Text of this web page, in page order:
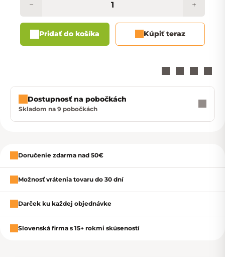
+
−
Pridať do košíka Kúpiť teraz
Zavrieť
Dostupnosť na pobočkách
Skladom na 9 pobočkách
Doručenie zdarma nad 50€
Možnosť vrátenia tovaru do 30 dní
Darček ku každej objednávke
Slovenská firma s 15+ rokmi skúseností